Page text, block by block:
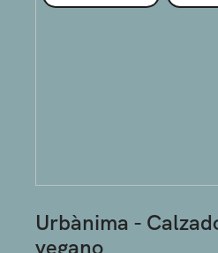
Urbànima -
vegano